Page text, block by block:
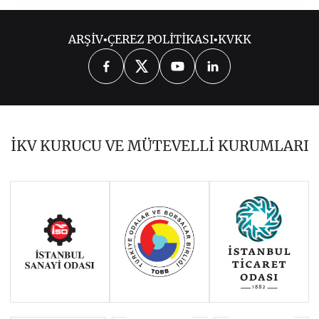
OCAK 2019ŞUBAT 2019MART 2019
NİSAN 2019MAYIS 2019
EYLÜL 2019EKİM 2019KASIM 2019
ARALIK 2019
ARŞİV•ÇEREZ POLİTİKASI•KVKK
İKV KURUCU VE MÜTEVELLİ KURUMLARI